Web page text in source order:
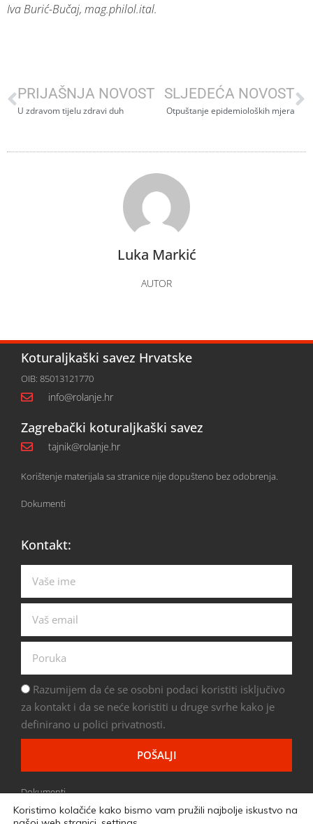
Luka Markić
AUTOR
Iva Burić-Bučaj, mag.philol.ital.
PRIJAŠNJA NOVOST
U zdravom tijelu zdravi duh
SLJEDEĆA NOVOST
Otpuštanje epidemioloških mjera
Koturaljkaški savez Hrvatske
OIB: 85013121770
info@rolanje.hr
Zagrebački koturaljkaški savez
tajnik@rolanje.hr
Korištenje materijala sa stranice nije dopušteno bez odobrenja.
Dokumenti
Kontakt:
Razumijem da će se osobni podaci koristiti isključivo
za kontakt i da se neće koristiti u druge svrhe kako je
definirano u polici privatnosti.
POŠALJI
Dokumenti
Koristimo kolačiće kako bismo vam pružili najbolje iskustvo na